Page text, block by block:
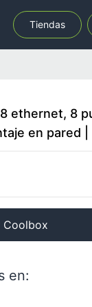
Tiendas
ethernet, 8
en pared |
Coolbox
en: